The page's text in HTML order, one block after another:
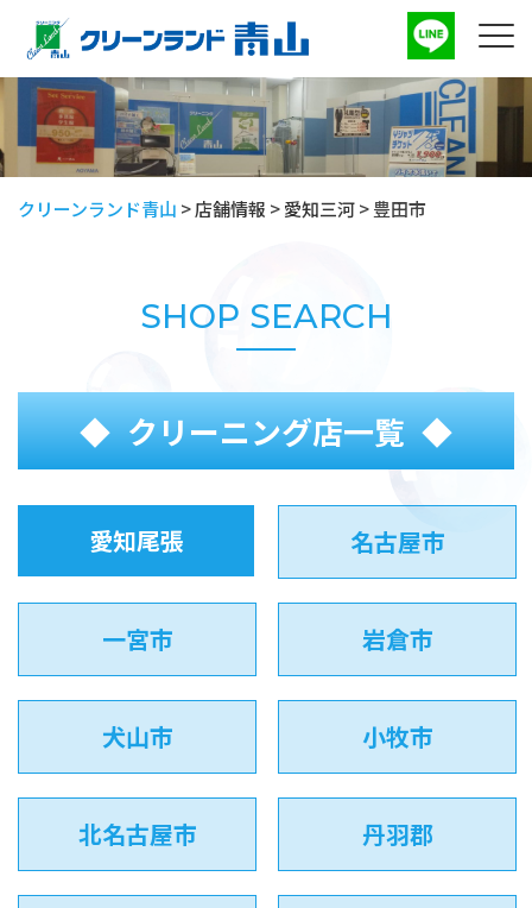
クリーンランド青山 >店舗情報 >愛知三河>豊田市
SHOP SEARCH
クリーニング店一覧
愛知尾張 名古屋市
一宮市 岩倉市
犬山市 小牧市
北名古屋市 丹羽郡